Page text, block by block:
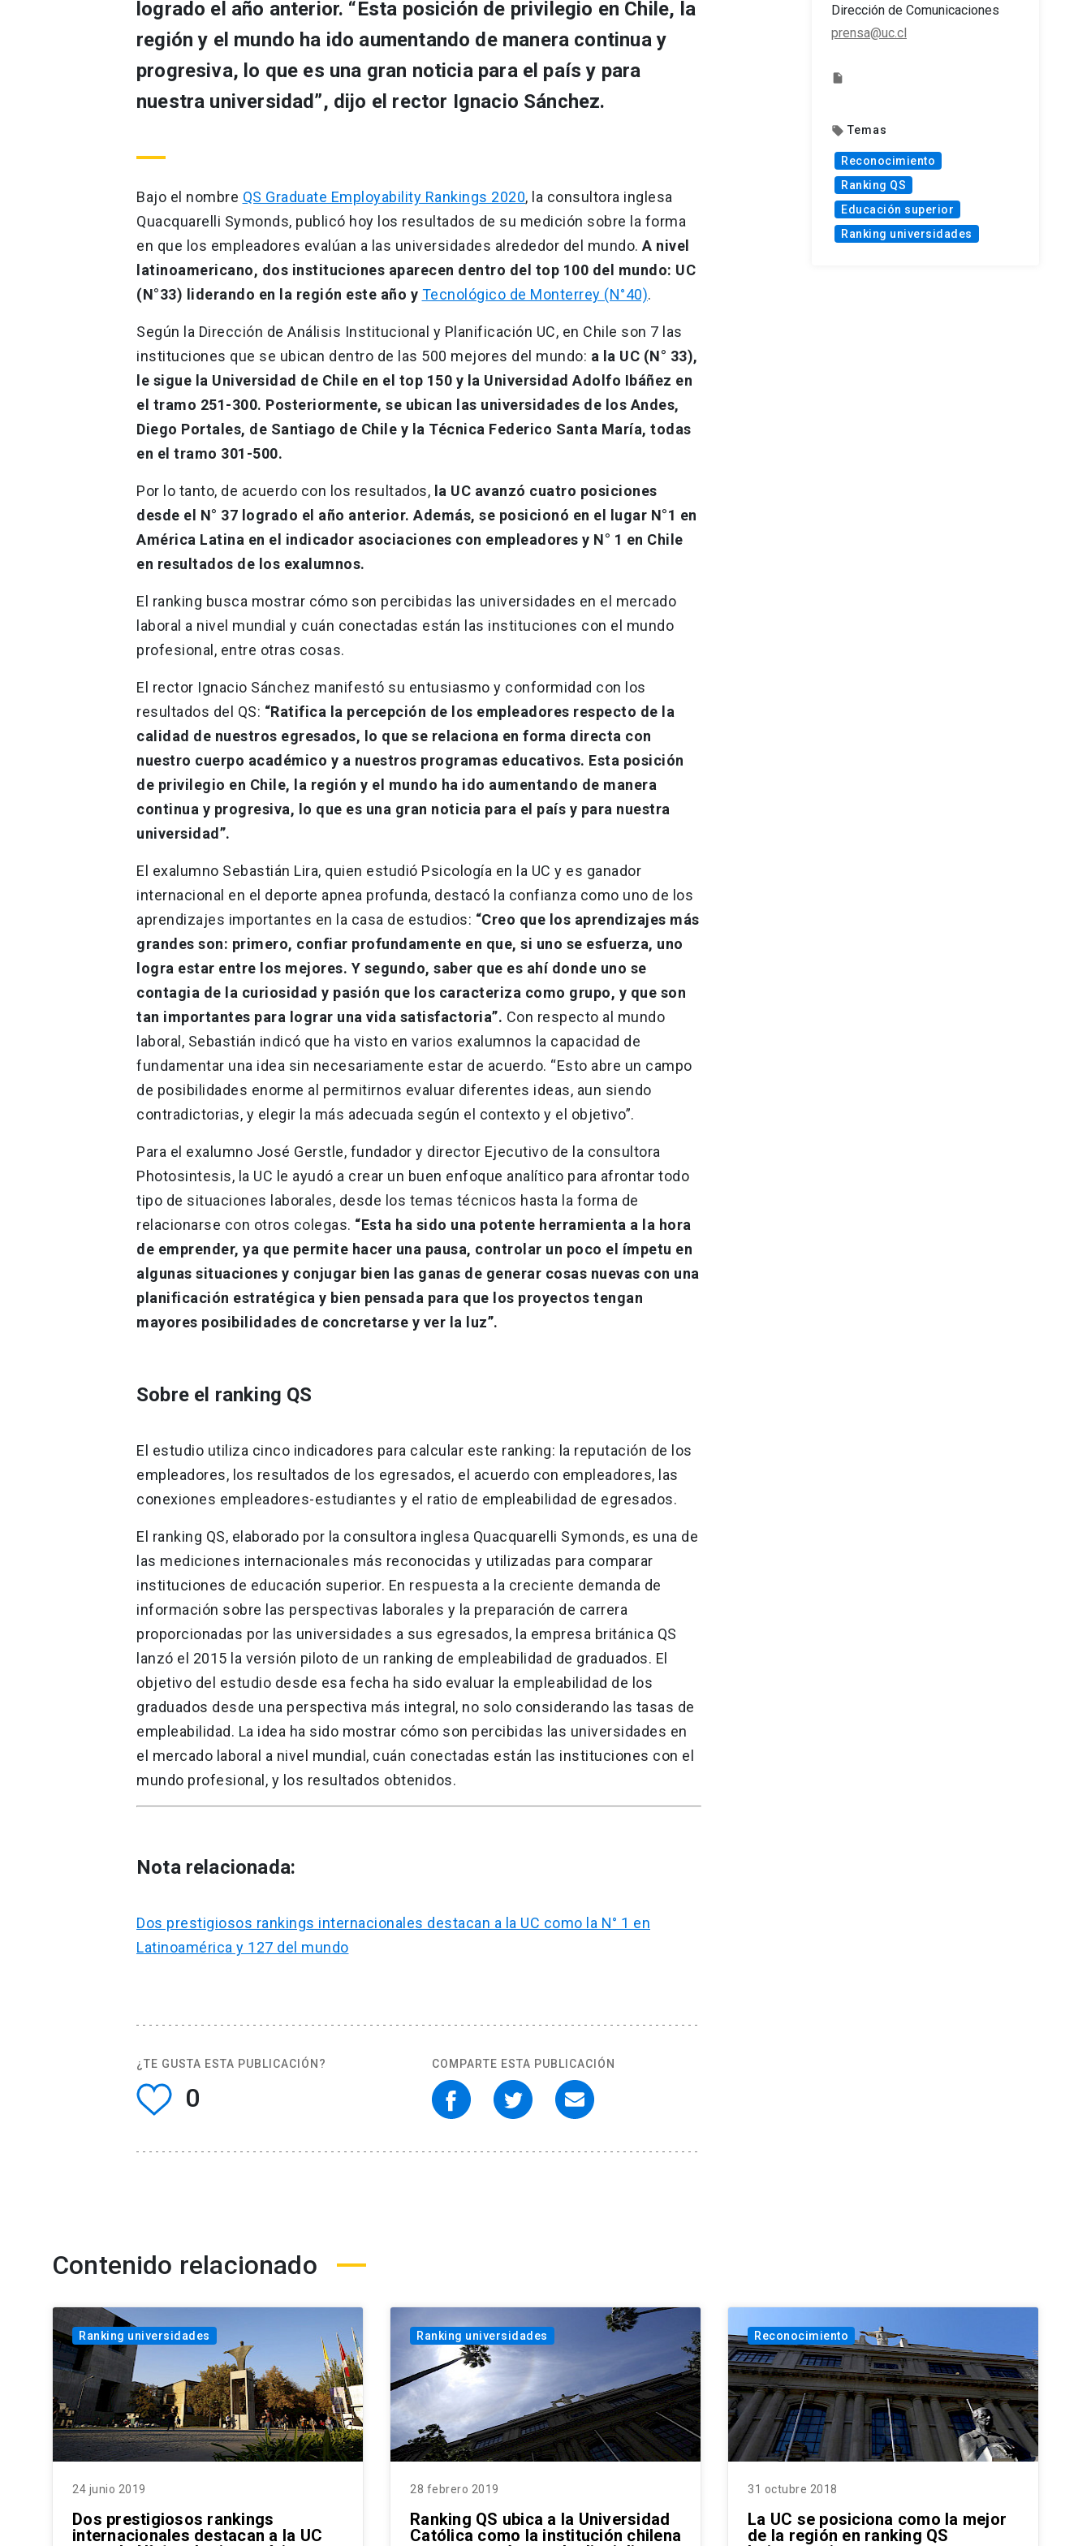
logrado el año anterior. “Esta posición de privilegio en Chile, la
región y el mundo ha ido aumentando de manera continua y
progresiva, lo que es una gran noticia para el país y para
nuestra universidad”, dijo el rector Ignacio Sánchez.
Bajo el nombre QS Graduate Employability Rankings 2020, la consultora inglesa
Quacquarelli Symonds, publicó hoy los resultados de su medición sobre la forma
en que los empleadores evalúan a las universidades alrededor del mundo. A nivel
latinoamericano, dos instituciones aparecen dentro del top 100 del mundo: UC
(N°33) liderando en la región este año y Tecnológico de Monterrey (N°40).
Según la Dirección de Análisis Institucional y Planificación UC, en Chile son 7 las
instituciones que se ubican dentro de las 500 mejores del mundo: a la UC (N° 33),
le sigue la Universidad de Chile en el top 150 y la Universidad Adolfo Ibáñez en
el tramo 251-300. Posteriormente, se ubican las universidades de los Andes,
Diego Portales, de Santiago de Chile y la Técnica Federico Santa María, todas
en el tramo 301-500.
Por lo tanto, de acuerdo con los resultados, la UC avanzó cuatro posiciones
desde el N° 37 logrado el año anterior. Además, se posicionó en el lugar N°1 en
América Latina en el indicador asociaciones con empleadores y N° 1 en Chile
en resultados de los exalumnos.
El ranking busca mostrar cómo son percibidas las universidades en el mercado
laboral a nivel mundial y cuán conectadas están las instituciones con el mundo
profesional, entre otras cosas.
El rector Ignacio Sánchez manifestó su entusiasmo y conformidad con los
resultados del QS: “Ratifica la percepción de los empleadores respecto de la
calidad de nuestros egresados, lo que se relaciona en forma directa con
nuestro cuerpo académico y a nuestros programas educativos. Esta posición
de privilegio en Chile, la región y el mundo ha ido aumentando de manera
continua y progresiva, lo que es una gran noticia para el país y para nuestra
universidad”.
El exalumno Sebastián Lira, quien estudió Psicología en la UC y es ganador
internacional en el deporte apnea profunda, destacó la confianza como uno de los
aprendizajes importantes en la casa de estudios: “Creo que los aprendizajes más
grandes son: primero, confiar profundamente en que, si uno se esfuerza, uno
logra estar entre los mejores. Y segundo, saber que es ahí donde uno se
contagia de la curiosidad y pasión que los caracteriza como grupo, y que son
tan importantes para lograr una vida satisfactoria”. Con respecto al mundo
laboral, Sebastián indicó que ha visto en varios exalumnos la capacidad de
fundamentar una idea sin necesariamente estar de acuerdo. “Esto abre un campo
de posibilidades enorme al permitirnos evaluar diferentes ideas, aun siendo
contradictorias, y elegir la más adecuada según el contexto y el objetivo”.
Para el exalumno José Gerstle, fundador y director Ejecutivo de la consultora
Photosintesis, la UC le ayudó a crear un buen enfoque analítico para afrontar todo
tipo de situaciones laborales, desde los temas técnicos hasta la forma de
relacionarse con otros colegas. “Esta ha sido una potente herramienta a la hora
de emprender, ya que permite hacer una pausa, controlar un poco el ímpetu en
algunas situaciones y conjugar bien las ganas de generar cosas nuevas con una
planificación estratégica y bien pensada para que los proyectos tengan
mayores posibilidades de concretarse y ver la luz”.
Sobre el ranking QS
El estudio utiliza cinco indicadores para calcular este ranking: la reputación de los
empleadores, los resultados de los egresados, el acuerdo con empleadores, las
conexiones empleadores-estudiantes y el ratio de empleabilidad de egresados.
El ranking QS, elaborado por la consultora inglesa Quacquarelli Symonds, es una de
las mediciones internacionales más reconocidas y utilizadas para comparar
instituciones de educación superior. En respuesta a la creciente demanda de
información sobre las perspectivas laborales y la preparación de carrera
proporcionadas por las universidades a sus egresados, la empresa británica QS
lanzó el 2015 la versión piloto de un ranking de empleabilidad de graduados. El
objetivo del estudio desde esa fecha ha sido evaluar la empleabilidad de los
graduados desde una perspectiva más integral, no solo considerando las tasas de
empleabilidad. La idea ha sido mostrar cómo son percibidas las universidades en
el mercado laboral a nivel mundial, cuán conectadas están las instituciones con el
mundo profesional, y los resultados obtenidos.
Nota relacionada:
Dos prestigiosos rankings internacionales destacan a la UC como la N° 1 en
Latinoamérica y 127 del mundo
¿TE GUSTA ESTA PUBLICACIÓN?
0
COMPARTE ESTA PUBLICACIÓN
Dirección de Comunicaciones
prensa@uc.cl
insert_drive_file
local_offer Temas
Reconocimiento
Ranking QS
Educación superior
Ranking universidades
Contenido relacionado
Ranking universidades
24 junio 2019
Dos prestigiosos rankings
internacionales destacan a la UC
Ranking universidades
28 febrero 2019
Ranking QS ubica a la Universidad
Católica como la institución chilena
Reconocimiento
31 octubre 2018
La UC se posiciona como la mejor
de la región en ranking QS